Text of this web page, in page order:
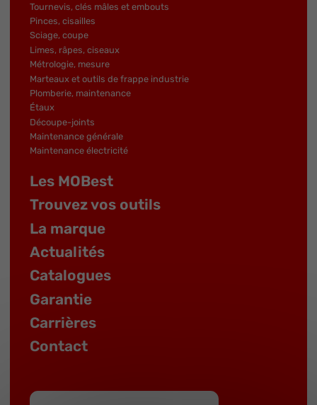
Tournevis, clés mâles et embouts
Pinces, cisailles
Sciage, coupe
Limes, râpes, ciseaux
Métrologie, mesure
Marteaux et outils de frappe industrie
Plomberie, maintenance
Étaux
Découpe-joints
Maintenance générale
Maintenance électricité
Les MOBest
Trouvez vos outils
La marque
Actualités
Catalogues
Garantie
Carrières
Contact